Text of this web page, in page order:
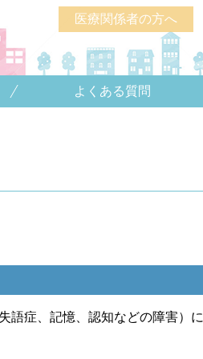
医療関係者の方へ
よくある質問
語症、記憶、認知などの障害）に